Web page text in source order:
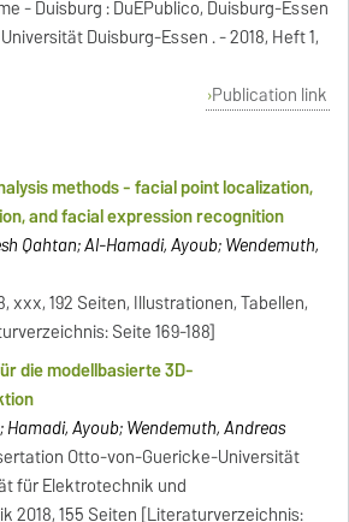
- Duisburg : DuEPublico, Duisburg-Essen
Duisburg-Essen . - 2018, Heft 1,
Publication link
methods - facial point localization,
and facial expression recognition
Qahtan; Al-Hamadi, Ayoub; Wendemuth,
xxx, 192 Seiten, Illustrationen, Tabellen,
Seite 169-188]
die modellbasierte 3D-
Hamadi, Ayoub; Wendemuth, Andreas
Otto-von-Guericke-Universität
für Elektrotechnik und
2018, 155 Seiten [Literaturverzeichnis: